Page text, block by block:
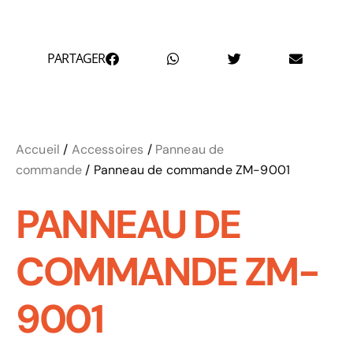
Accueil / Accessoires / Panneau de
commande / Panneau de commande ZM-9001
PANNEAU DE
COMMANDE ZM-
9001
PARTAGER